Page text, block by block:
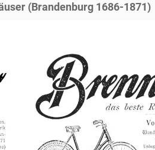
(Brandenburg 1686-1871)